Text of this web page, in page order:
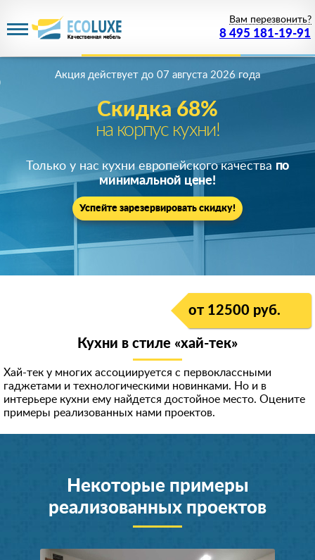
8 495 181-19-91
Вам перезвонить?
Скидка 68%
на корпус кухни!
Акция действует до 07 августа 2026 года
Только у нас кухни европейского качества по
минимальной цене!
Успейте зарезервировать скидку!
от 12500 руб.
Кухни в стиле «хай-тек»
Хай-тек у многих ассоциируется с первоклассными
гаджетами и технологическими новинками. Но и в
интерьере кухни ему найдется достойное место. Оцените
примеры реализованных нами проектов.
Некоторые примеры
реализованных проектов